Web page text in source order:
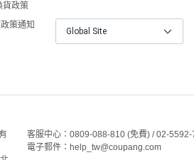
貨政策
策通知
Global Site
客服中心：0809-088-810 (免費) / 02-
電子郵件：help_tw@coupang.com